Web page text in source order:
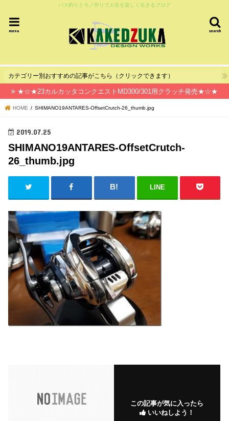
バス釣りとモノ作りで人生を楽しく生きるブログ
search
menu
カテゴリー別おすすめの記事がこちら（クリックできます）
★☆★23カルカッタコンクエストMD300/301用クラッチ発売★☆★
HOME SHIMANO19ANTARES-OffsetCrutch-26_thumb.jpg
2019.07.25
SHIMANO19ANTARES-OffsetCrutch-
26_thumb.jpg
LINE
この記事が気に入ったら
いいねしよう！